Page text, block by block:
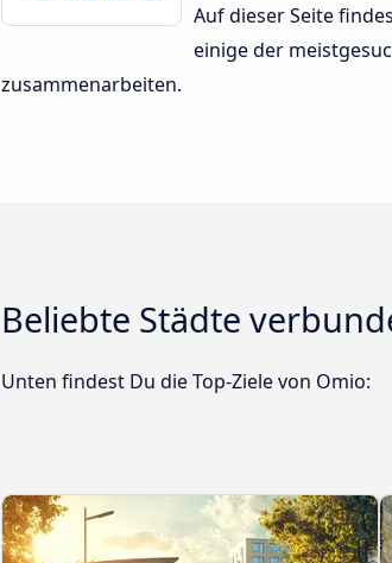
Auf dieser Seite
einige der
zusammenarbeiten.
Beliebte Städte
Unten findest Du die Top-Ziele von Omio: